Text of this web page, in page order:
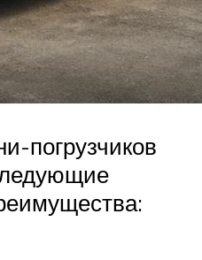
погрузчиков